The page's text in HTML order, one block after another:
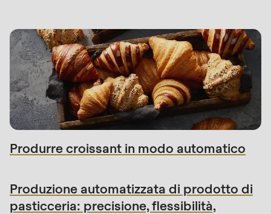
Telefono
Il vostro messaggio
Ho preso nota dell'informativa sulla privacy.
Produrre croissant in modo automatico
Produzione automatizzata di prodotto di
pasticceria: precisione, flessibilità,